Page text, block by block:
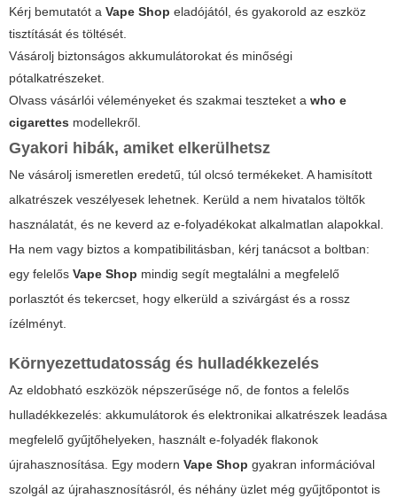
Kérj bemutatót a Vape Shop eladójától, és gyakorold az eszköz
tisztítását és töltését.
Vásárolj biztonságos akkumulátorokat és minőségi
pótalkatrészeket.
Olvass vásárlói véleményeket és szakmai teszteket a who e
cigarettes modellekről.
Gyakori hibák, amiket elkerülhetsz
Ne vásárolj ismeretlen eredetű, túl olcsó termékeket. A hamisított
alkatrészek veszélyesek lehetnek. Kerüld a nem hivatalos töltők
használatát, és ne keverd az e-folyadékokat alkalmatlan alapokkal.
Ha nem vagy biztos a kompatibilitásban, kérj tanácsot a boltban:
egy felelős Vape Shop mindig segít megtalálni a megfelelő
porlasztót és tekercset, hogy elkerüld a szivárgást és a rossz
ízélményt.
Környezettudatosság és hulladékkezelés
Az eldobható eszközök népszerűsége nő, de fontos a felelős
hulladékkezelés: akkumulátorok és elektronikai alkatrészek leadása
megfelelő gyűjtőhelyeken, használt e-folyadék flakonok
újrahasznosítása. Egy modern Vape Shop gyakran információval
szolgál az újrahasznosításról, és néhány üzlet még gyűjtőpontot is